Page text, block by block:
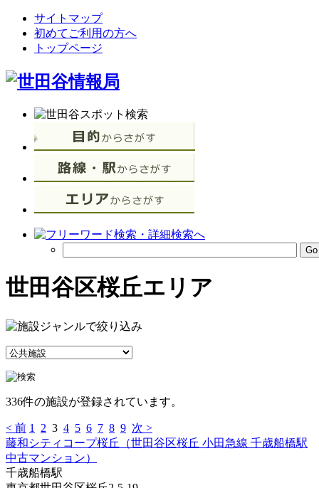
サイトマップ
初めてご利用の方へ
トップページ
世田谷区桜丘エリア
336件の施設が登録されています。
< 前 1 2 3 4 5 6 7 8 9 次 >
藤和シティコープ桜丘（世田谷区桜丘 小田急線 千歳船橋駅
中古マンション）
千歳船橋駅